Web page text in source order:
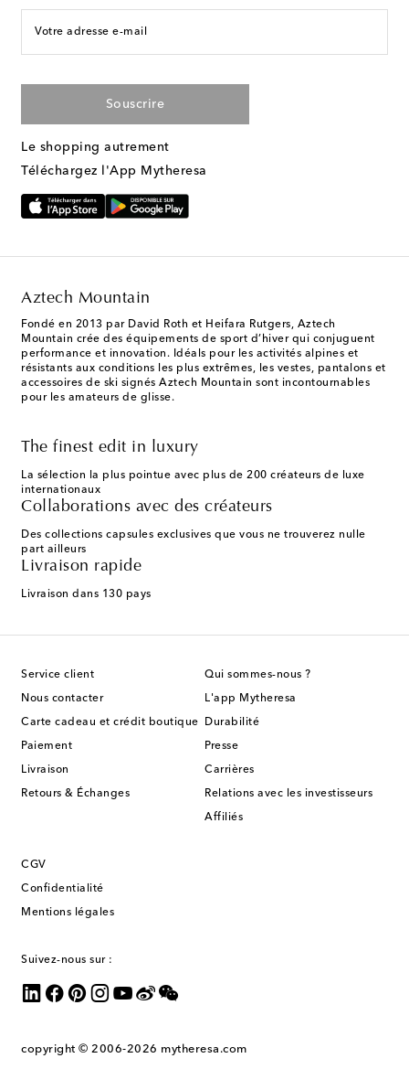
Votre adresse e-mail
Souscrire
Le shopping autrement
Téléchargez l'App Mytheresa
Aztech Mountain
Fondé en 2013 par David Roth et Heifara Rutgers, Aztech
Mountain crée des équipements de sport d’hiver qui conjuguent
performance et innovation. Idéals pour les activités alpines et
résistants aux conditions les plus extrêmes, les vestes, pantalons et
accessoires de ski signés Aztech Mountain sont incontournables
pour les amateurs de glisse.
The finest edit in luxury
La sélection la plus pointue avec plus de 200 créateurs de luxe
internationaux
Collaborations avec des créateurs
Des collections capsules exclusives que vous ne trouverez nulle
part ailleurs
Livraison rapide
Livraison dans 130 pays
Service client
Nous contacter
Carte cadeau et crédit boutique
Paiement
Livraison
Retours & Échanges
Qui sommes-nous ?
L'app Mytheresa
Durabilité
Presse
Carrières
Relations avec les investisseurs
Affiliés
CGV
Confidentialité
Mentions légales
Suivez-nous sur :
copyright © 2006-2026 mytheresa.com